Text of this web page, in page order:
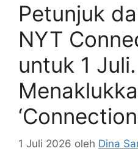
Petunjuk
NYT
untuk 1
1 Juli 2026 oleh Dina